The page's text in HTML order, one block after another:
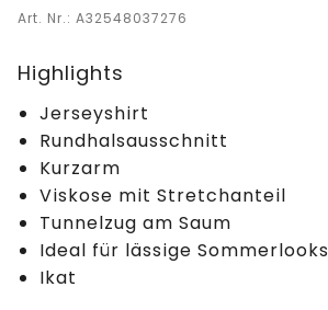
Art. Nr.: A32548037276
Highlights
Jerseyshirt
Rundhalsausschnitt
Kurzarm
Viskose mit Stretchanteil
Tunnelzug am Saum
Ideal für lässige Sommerlooks
Ikat